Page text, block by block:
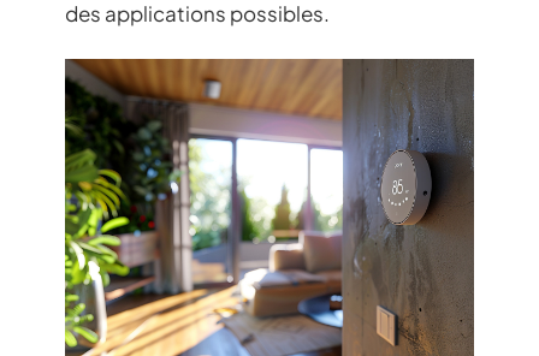
des applications possibles.